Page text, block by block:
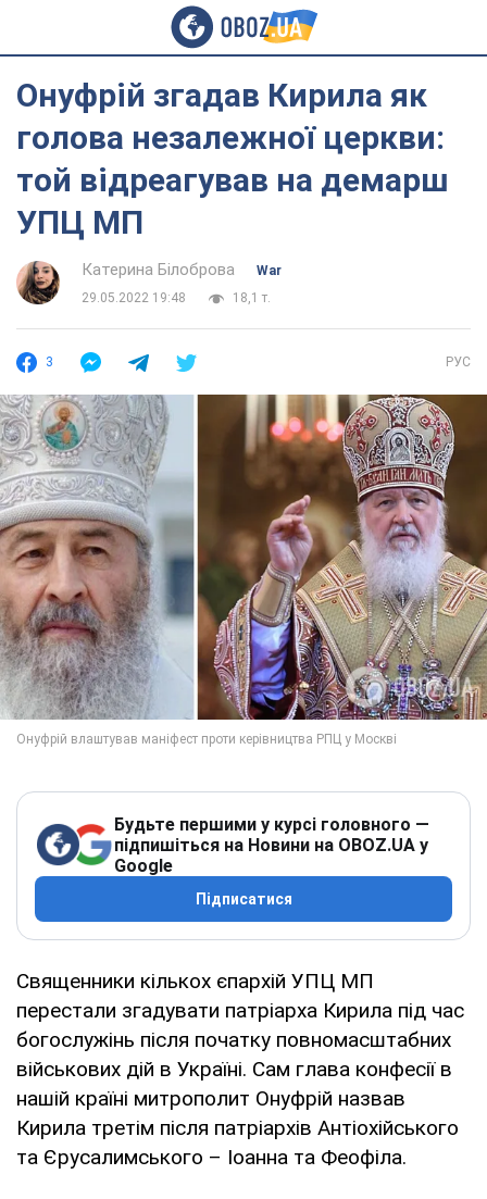
Онуфрій згадав Кирила як
голова незалежної церкви:
той відреагував на демарш
УПЦ МП
Катерина Білоброва
War
29.05.2022 19:48
18,1 т.
3 РУС
Будьте першими у курсі головного —
підпишіться на Новини на OBOZ.UA у
Google
Підписатися
Священники кількох єпархій УПЦ МП
перестали згадувати патріарха Кирила під час
богослужінь після початку повномасштабних
військових дій в Україні. Сам глава конфесії в
нашій країні митрополит Онуфрій назвав
Кирила третім після патріархів Антіохійського
та Єрусалимського – Іоанна та Феофіла.